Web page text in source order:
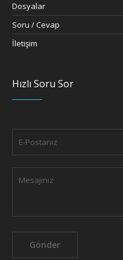
Dosyalar
Soru / Cevap
İletişim
Hızlı Soru Sor